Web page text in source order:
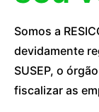
Somos a
devidamente
SUSEP, o
fiscalizar as